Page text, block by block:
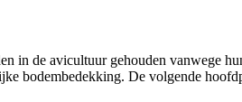
in de avicultuur gehouden vanwege
bodembedekking. De volgende